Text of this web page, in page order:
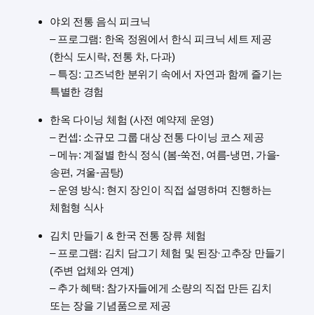
야외 전통 음식 피크닉
– 프로그램: 한옥 정원에서 한식 피크닉 세트 제공
(한식 도시락, 전통 차, 다과)
– 특징: 고즈넉한 분위기 속에서 자연과 함께 즐기는
특별한 경험
한옥 다이닝 체험 (사전 예약제 운영)
– 컨셉: 소규모 그룹 대상 전통 다이닝 코스 제공
– 메뉴: 계절별 한식 정식 (봄-쑥전, 여름-냉면, 가을-
송편, 겨울-곰탕)
– 운영 방식: 현지 장인이 직접 설명하며 진행하는
체험형 식사
김치 만들기 & 한국 전통 장류 체험
– 프로그램: 김치 담그기 체험 및 된장·고추장 만들기
(주변 업체와 연계)
– 추가 혜택: 참가자들에게 소량의 직접 만든 김치
또는 장을 기념품으로 제공